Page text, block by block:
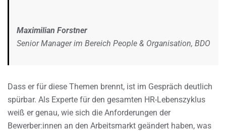
Maximilian Forstner
Senior Manager im Bereich People & Organisation, BDO
Dass er für diese Themen brennt, ist im Gespräch deutlich
spürbar. Als Experte für den gesamten HR-Lebenszyklus
weiß er genau, wie sich die Anforderungen der
Bewerber:innen an den Arbeitsmarkt geändert haben, was